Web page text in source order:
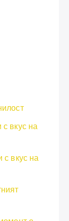
вкус на
с вкус на